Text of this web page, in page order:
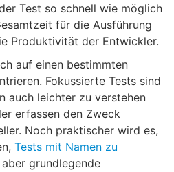
Test so schnell wie möglich
für die Ausführung
Produktivität der Entwickler.
auf einen bestimmten
Fokussierte Tests sind
auch leichter zu verstehen
erfassen den Zweck
Noch praktischer wird es,
Tests mit Namen zu
grundlegende